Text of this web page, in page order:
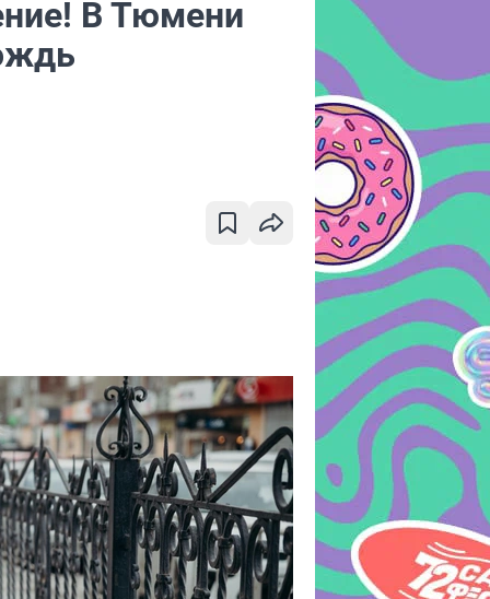
В Тюмени